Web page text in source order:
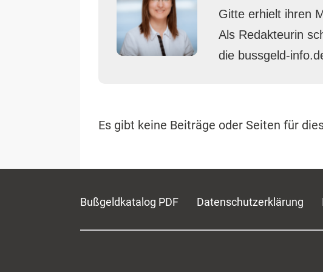
Gitte erhielt ihren
Als Redakteurin
die bussgeld-
Es gibt keine Beiträge oder Seiten für
Bußgeldkatalog PDF Datenschutzerklärung